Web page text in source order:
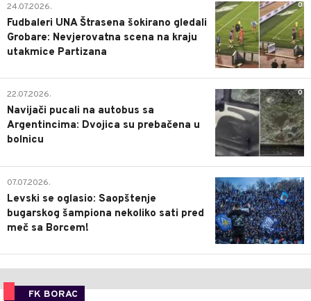
0
24.07.2026.
Fudbaleri UNA Štrasena šokirano gledali
Grobare: Nevjerovatna scena na kraju
utakmice Partizana
0
22.07.2026.
Navijači pucali na autobus sa
Argentincima: Dvojica su prebačena u
bolnicu
1
07.07.2026.
Levski se oglasio: Saopštenje
bugarskog šampiona nekoliko sati pred
meč sa Borcem!
FK BORAC